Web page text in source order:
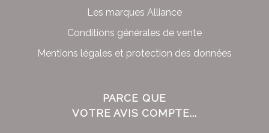
Les marques Alliance
Conditions générales de vente
Mentions légales et protection des données
PARCE QUE
VOTRE AVIS COMPTE...